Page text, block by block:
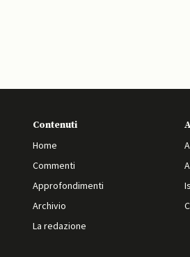
Contenuti
Home
Commenti
Approfondimenti
Archivio
La redazione